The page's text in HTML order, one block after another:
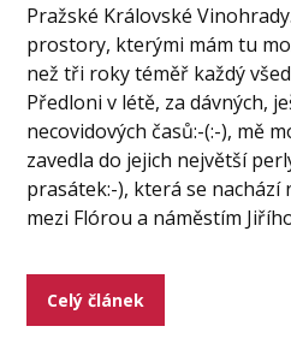
Pražské Královské
prostory, kterými mám tu
než tři roky téměř každý
Předloni v létě, za dávných,
necovidových časů:-(:-), mě
zavedla do jejich největší
prasátek:-), která se nachází
mezi Flórou a náměstím
Celý článek